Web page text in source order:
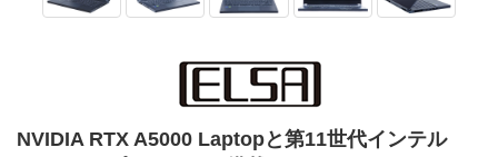
NVIDIA RTX A5000 Laptopと第11世代インテル